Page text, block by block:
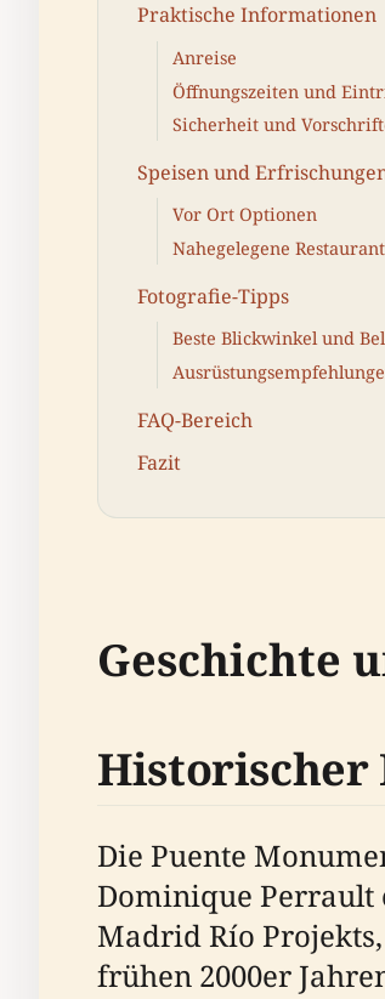
Praktische Informationen
Anreise
Öffnungszeiten und
Sicherheit und
Speisen und
Vor Ort Optionen
Nahegelegene
Fotografie-Tipps
Beste Blickwinkel und
FAQ-Bereich
Fazit
Geschichte
Die Puente
Dominique Perrault
Madrid Río
frühen 2000er